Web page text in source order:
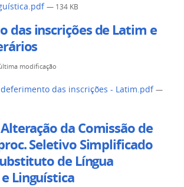
— 134 KB
das inscrições de Latim e
modificação
das inscrições - Latim.pdf —
da Comissão de
Seletivo Simplificado
de Língua
Linguística